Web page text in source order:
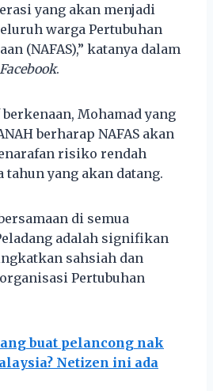
yang akan menjadi
warga Pertubuhan
(NAFAS),” katanya dalam
Facebook.
Mohamad yang
berharap NAFAS akan
risiko rendah
tahun yang akan datang.
di semua
adalah signifikan
sahsiah dan
Pertubuhan
buat pelancong nak
Netizen ini ada